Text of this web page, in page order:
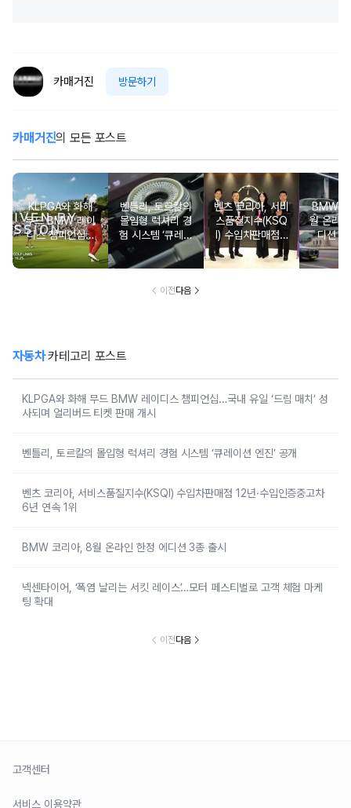
카매거진 방문하기
카매거진의 모든 포스트
KLPGA와 화해
무드 BMW 레이
디스 챔피언십…
국내 유일 ‘드림
매치’ 성사되며 얼
벤틀리, 토르칼의
몰입형 럭셔리 경
험 시스템 ‘큐레이
션 엔진’ 공개
벤츠 코리아, 서비
스품질지수(KSQ
I) 수입차판매점 1
2년·수입인증중고
차 6년 연속 1위
BMW
월 온라
디션 3
이전다음
자동차카테고리 포스트
KLPGA와 화해 무드 BMW 레이디스 챔피언십…국내 유일 ‘드림 매치’ 성
사되며 얼리버드 티켓 판매 개시
벤틀리, 토르칼의 몰입형 럭셔리 경험 시스템 ‘큐레이션 엔진’ 공개
벤츠 코리아, 서비스품질지수(KSQI) 수입차판매점 12년·수입인증중고차
6년 연속 1위
BMW 코리아, 8월 온라인 한정 에디션 3종 출시
넥센타이어, ‘폭염 날리는 서킷 레이스’…모터 페스티벌로 고객 체험 마케
팅 확대
이전다음
고객센터
서비스 이용약관